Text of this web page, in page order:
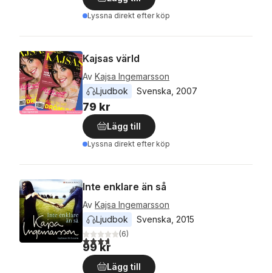
Lyssna direkt efter köp
Kajsas värld
Av Kajsa Ingemarsson
Ljudbok
Svenska 2007
79 kr
Lägg till
Lyssna direkt efter köp
Inte enklare än så
Av Kajsa Ingemarsson
Ljudbok
Svenska 2015
3,7utav 5 stjärnor. Totalt antal röster:
(6)
99 kr
Lägg till